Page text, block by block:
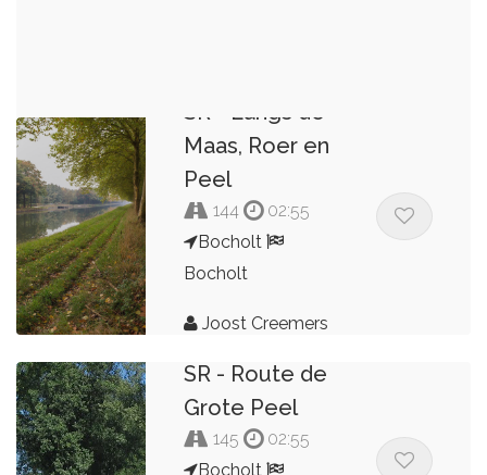
SR - Langs de
Maas, Roer en
Peel
144
02:55
Bocholt
Bocholt
Joost Creemers
SR - Route de
Grote Peel
145
02:55
Bocholt